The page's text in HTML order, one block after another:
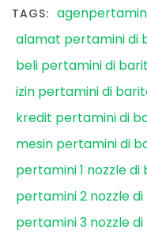
TAGS:
alamat pertamini di
beli pertamini di
izin pertamini di
kredit pertamini di
mesin pertamini di
pertamini 1 nozzle
pertamini 2 nozzle
pertamini 3 nozzle